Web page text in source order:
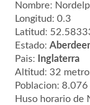
Nombre:
Longitud: 0.3
Latitud:
Estado:
Pais:
Inglaterra
Altitud: 32
Poblacion: 8.076
Huso horario de